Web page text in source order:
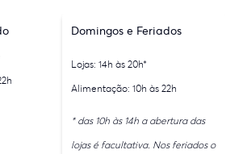
Domingos e Feriados
Lojas: 14h às 20h*
Alimentação: 10h às 22h
* das 10h às 14h a abertura das
lojas é facultativa. Nos feriados o